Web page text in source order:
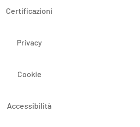
Certificazioni
Privacy
Cookie
Accessibilità